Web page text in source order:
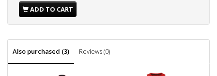
ADD TO CART
Also purchased (3) Reviews (0)